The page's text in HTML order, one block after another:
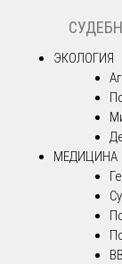
ЭКОЛОГИЯ
МЕДИЦИНА